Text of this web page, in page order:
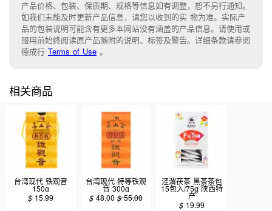
产品价格、包装、保质期、规格等信息如有调整，恕不另行通知。
如我们未能及时更新产品信息，请您以收到的实 物为准。实际产
品的包装说明可能含有更多本网站没有涵盖的产品信息。请使用或
服用前始终阅读原产品随附的说明、标签及警告。详细条款请参阅
德成行 Terms of Use 。
相关商品
台湾现代 铁观音
150g
$ 15.99
台湾现代 特等铁观
音 300g
$48.00 $55.00
泾渭茯茶 黑茶茶包
15包入/75g 陕西特
产
$ 19.99